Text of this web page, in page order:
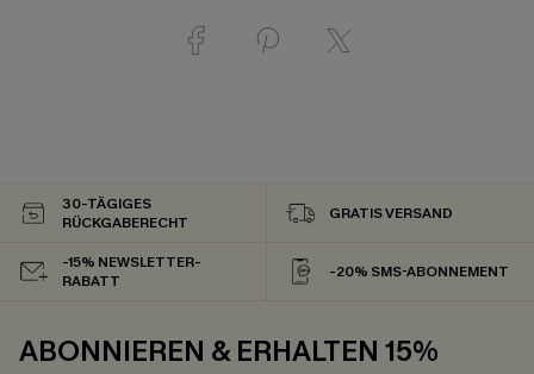
30-TÄGIGES
RÜCKGABERECHT
GRATIS VERSAND
-15% NEWSLETTER-
RABATT
-20% SMS-ABONNEMENT
ABONNIEREN & ERHALTEN 15%